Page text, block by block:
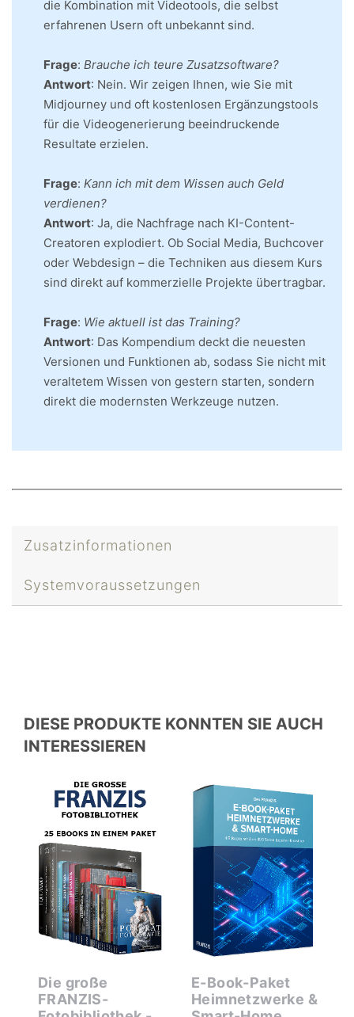
die Kombination mit Videotools, die selbst
erfahrenen Usern oft unbekannt sind.
Frage: Brauche ich teure Zusatzsoftware?
Antwort: Nein. Wir zeigen Ihnen, wie Sie mit
Midjourney und oft kostenlosen Ergänzungstools
für die Videogenerierung beeindruckende
Resultate erzielen.
Frage: Kann ich mit dem Wissen auch Geld
verdienen?
Antwort: Ja, die Nachfrage nach KI-Content-
Creatoren explodiert. Ob Social Media, Buchcover
oder Webdesign – die Techniken aus diesem Kurs
sind direkt auf kommerzielle Projekte übertragbar.
Frage: Wie aktuell ist das Training?
Antwort: Das Kompendium deckt die neuesten
Versionen und Funktionen ab, sodass Sie nicht mit
veraltetem Wissen von gestern starten, sondern
direkt die modernsten Werkzeuge nutzen.
Zusatzinformationen
Systemvoraussetzungen
DIESE PRODUKTE KONNTEN SIE AUCH
INTERESSIEREN
Die große
FRANZIS-
E-Book-Paket
Heimnetzwerke &